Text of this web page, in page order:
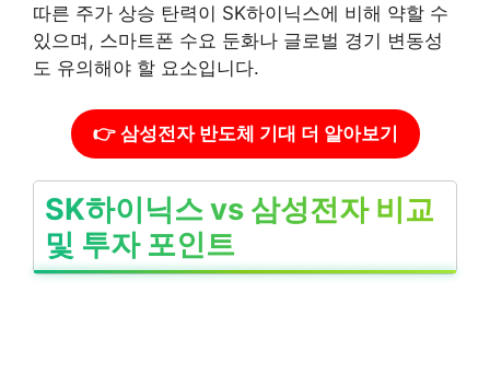
따른 주가 상승 탄력이 SK하이닉스에 비해 약할 수
있으며, 스마트폰 수요 둔화나 글로벌 경기 변동성
도 유의해야 할 요소입니다.
👉 삼성전자 반도체 기대 더 알아보기
SK하이닉스 vs 삼성전자 비교
및 투자 포인트